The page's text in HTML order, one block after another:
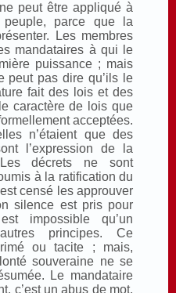
peut être appliqué à
parce que la
Les membres
mandataires à qui le
puissance ; mais
peut pas dire qu’ils le
fait des lois et des
caractère de lois que
acceptées.
n’étaient que des
l’expression de la
décrets ne sont
à la ratification du
censé les approuver
silence est pris pour
impossible qu’un
principes. Ce
ou tacite ; mais,
souveraine ne se
Le mandataire
c’est un abus de mot,